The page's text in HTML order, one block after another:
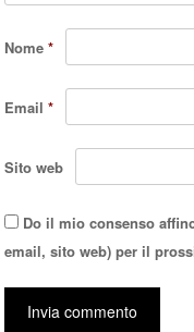
Nome*
Email*
Sito web
Do il mio consenso
email, sito web) per il